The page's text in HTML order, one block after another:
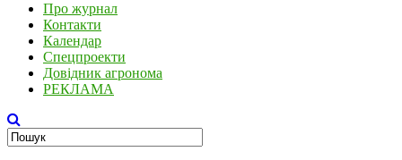
Про журнал
Контакти
Календар
Спецпроекти
Довідник агронома
РЕКЛАМА